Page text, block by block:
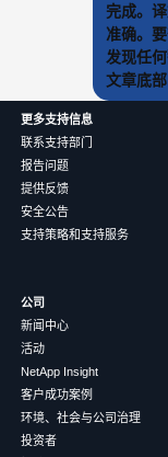
完成。
准确。
发现任
文章底
更多支持信息
联系支持部门
报告问题
提供反馈
安全公告
支持策略和支持服务
公司
新闻中心
活动
NetApp Insight
客户成功案例
环境、社会与公司治理
投资者